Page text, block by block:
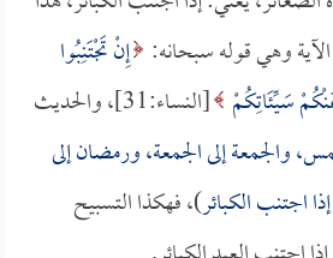
وهي قوله سبحانه: إِنْ تَجْتَنِبُوا
سَيِّئَاتِكُمْ
[النساء:31]، والحديث
والجمعة إلى الجمعة، ورمضان إلى
اجتنب الكبائر)، فهكذا التسبيح